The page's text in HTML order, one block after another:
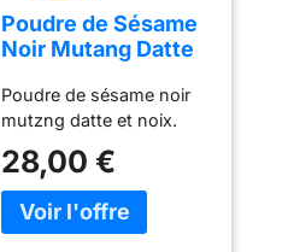
Poudre de Sésame
Noir Mutang Datte
Sucre)
612g/Sachet -
Offres de 1 et 2
Sachets - Livraison
Gratuite France (1
sachet)
Poudre de sésame noir
mutzng datte et noix.
28,00 €